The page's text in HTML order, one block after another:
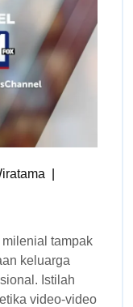
keluarga
Istilah
video-video